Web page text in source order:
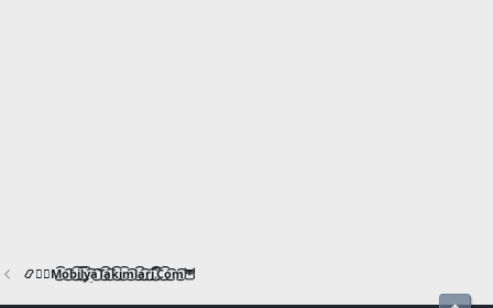
📿🧙‍♂️M͜͡o͜͡b͜͡i͜͡l͜͡y͜͡a͜͡T͜͡a͜͡k͜͡i͜͡m͜͡l͜͡a͜͡r͜͡i͜͡.͜͡C͜͡o͜͡m͜͡🦉